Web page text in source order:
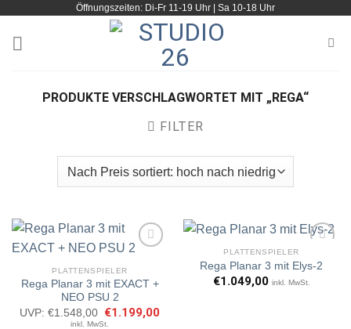
springen
Öffnungszeiten: Di-Fr 11-19 Uhr | Sa 10-18 Uhr
PRODUKTE VERSCHLAGWORTET MIT „REGA“
FILTER
Artikel
PLATTENSPIELER
Rega Planar 3 mit EXACT +
NEO PSU 2
UVP: €1.548,00
Ursprünglicher
Preis
€1.199,00
inkl. MwSt.
Artikel
PLATTENSPIELER
Rega Planar 3 mit Elys-2
€1.049,00 inkl. MwSt.